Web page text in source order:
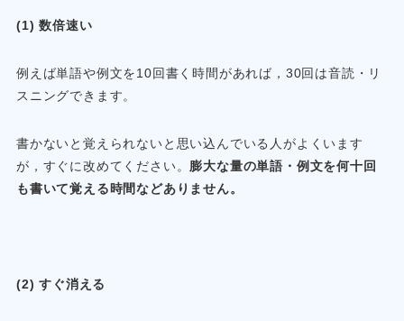
(1) 数倍速い
例えば単語や例文を10回書く時間があれば，30回は音読・リ
スニングできます。
書かないと覚えられないと思い込んでいる人がよくいます
が，すぐに改めてください。 膨大な量の単語・例文を何十回
も書いて覚える時間などありません。
(2) すぐ消える